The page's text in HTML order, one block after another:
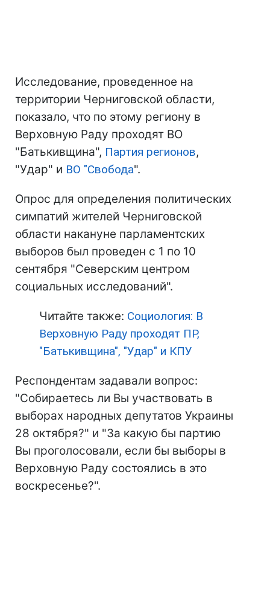
Исследование, проведенное на
территории Черниговской области,
показало, что по этому региону в
Верховную Раду проходят ВО
"Батькивщина", Партия регионов,
"Удар" и ВО "Свобода".
Опрос для определения политических
симпатий жителей Черниговской
области накануне парламентских
выборов был проведен с 1 по 10
сентября "Северским центром
социальных исследований".
Читайте также: Социология: В
Верховную Раду проходят ПР,
"Батькивщина", "Удар" и КПУ
Респондентам задавали вопрос:
"Собираетесь ли Вы участвовать в
выборах народных депутатов Украины
28 октября?" и "За какую бы партию
Вы проголосовали, если бы выборы в
Верховную Раду состоялись в это
воскресенье?".